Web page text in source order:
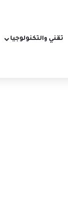
تقني والتكنولوجيا